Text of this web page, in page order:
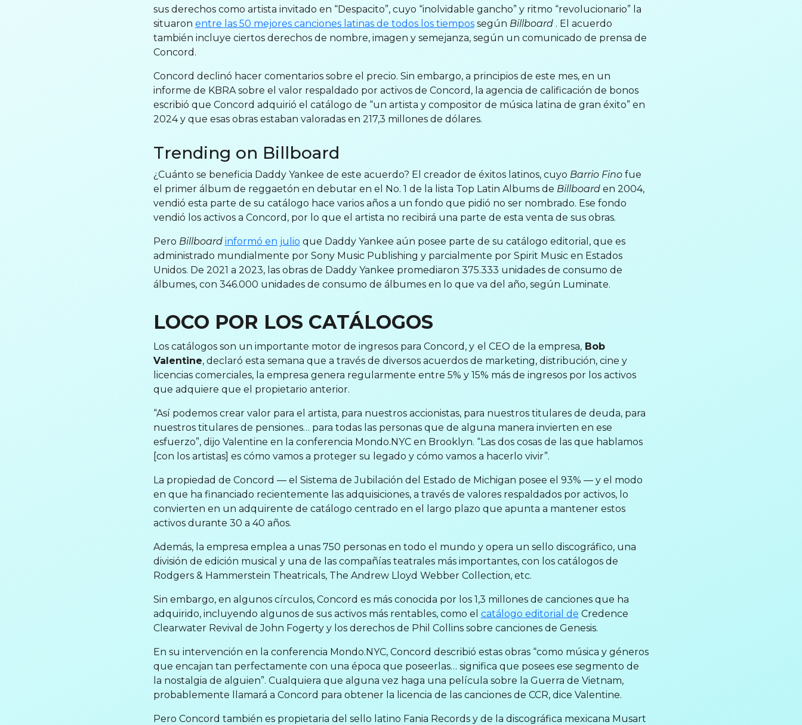
sus derechos como artista invitado en “Despacito”, cuyo “inolvidable gancho” y ritmo “revolucionario” la
situaron entre las 50 mejores canciones latinas de todos los tiempossegún Billboard. El acuerdo
también incluye ciertos derechos de nombre, imagen y semejanza, según un comunicado de prensa de
Concord.
Concord declinó hacer comentarios sobre el precio. Sin embargo, a principios de este mes, en un
informe de KBRA sobre el valor respaldado por activos de Concord, la agencia de calificación de bonos
escribió que Concord adquirió el catálogo de “un artista y compositor de música latina de gran éxito” en
2024 y que esas obras estaban valoradas en 217,3 millones de dólares.
Trending on Billboard
¿Cuánto se beneficia Daddy Yankee de este acuerdo? El creador de éxitos latinos, cuyo Barrio Finofue
el primer álbum de reggaetón en debutar en el No. 1 de la lista Top Latin Albums de Billboarden 2004,
vendió esta parte de su catálogo hace varios años a un fondo que pidió no ser nombrado. Ese fondo
vendió los activos a Concord, por lo que el artista no recibirá una parte de esta venta de sus obras.
Pero Billboard informó en julio que Daddy Yankee aún posee parte de su catálogo editorial, que es
administrado mundialmente por Sony Music Publishing y parcialmente por Spirit Music en Estados
Unidos. De 2021 a 2023, las obras de Daddy Yankee promediaron 375.333 unidades de consumo de
álbumes, con 346.000 unidades de consumo de álbumes en lo que va del año, según Luminate.
LOCO POR LOS CATÁLOGOS
Los catálogos son un importante motor de ingresos para Concord, y el CEO de la empresa,Bob
Valentine, declaró esta semana que a través de diversos acuerdos de marketing, distribución, cine y
licencias comerciales, la empresa genera regularmente entre 5% y 15% más de ingresos por los activos
que adquiere que el propietario anterior.
“Así podemos crear valor para el artista, para nuestros accionistas, para nuestros titulares de deuda, para
nuestros titulares de pensiones… para todas las personas que de alguna manera invierten en ese
esfuerzo”, dijo Valentine en la conferencia Mondo.NYC en Brooklyn. “Las dos cosas de las que hablamos
[con los artistas] es cómo vamos a proteger su legado y cómo vamos a hacerlo vivir”.
La propiedad de Concord — el Sistema de Jubilación del Estado de Michigan posee el 93% — y el modo
en que ha financiado recientemente las adquisiciones, a través de valores respaldados por activos, lo
convierten en un adquirente de catálogo centrado en el largo plazo que apunta a mantener estos
activos durante 30 a 40 años.
Además, la empresa emplea a unas 750 personas en todo el mundo y opera un sello discográfico, una
división de edición musical y una de las compañías teatrales más importantes, con los catálogos de
Rodgers & Hammerstein Theatricals, The Andrew Lloyd Webber Collection, etc.
Sin embargo, en algunos círculos, Concord es más conocida por los 1,3 millones de canciones que ha
adquirido, incluyendo algunos de sus activos más rentables, como el catálogo editorial de Credence
Clearwater Revival de John Fogerty y los derechos de Phil Collins sobre canciones de Genesis.
En su intervención en la conferencia Mondo.NYC, Concord describió estas obras “como música y géneros
que encajan tan perfectamente con una época que poseerlas… significa que posees ese segmento de
la nostalgia de alguien”. Cualquiera que alguna vez haga una película sobre la Guerra de Vietnam,
probablemente llamará a Concord para obtener la licencia de las canciones de CCR, dice Valentine.
Pero Concord también es propietaria del sello latino Fania Records y de la discográfica mexicana Musart